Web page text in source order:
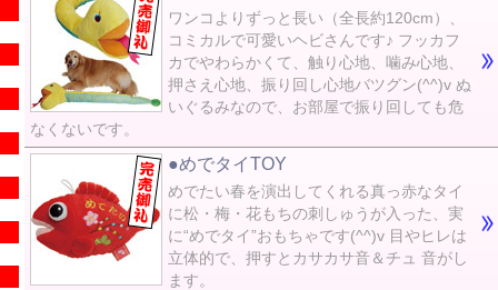
ワンコよりずっと長い（全長約120cm）、
コミカルで可愛いヘビさんです♪ フッカフ
カでやわらかくて、触り心地、噛み心地、
押さえ心地、振り回し心地バツグン(^^)v ぬ
いぐるみなので、お部屋で振り回しても危
なくないです。
●めでタイTOY
めでたい春を演出してくれる真っ赤なタイ
に松・梅・花もちの刺しゅうが入った、実
に“めでタイ”おもちゃです(^^)v 目やヒレは
立体的で、押すとカサカサ音＆チュ 音がし
ます。